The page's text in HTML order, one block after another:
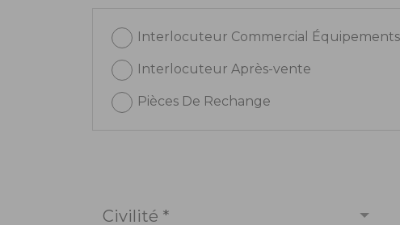
Interlocuteur Commercial Équipements
Interlocuteur Après-vente
Pièces De Rechange
Civilité *